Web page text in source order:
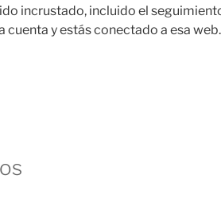
incrustado, incluido el
y estás conectado a esa web.